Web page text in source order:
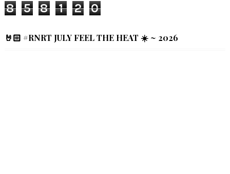
8 5 8 1 2 0
🤘🏻 #RNRT JULY FEEL THE HEAT ☀️ ~ 2026